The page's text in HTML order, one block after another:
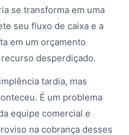
se transforma em uma
seu fluxo de caixa e a
em um orçamento
desperdiçado.
tardia, mas
É um problema
equipe comercial e
na cobrança desses